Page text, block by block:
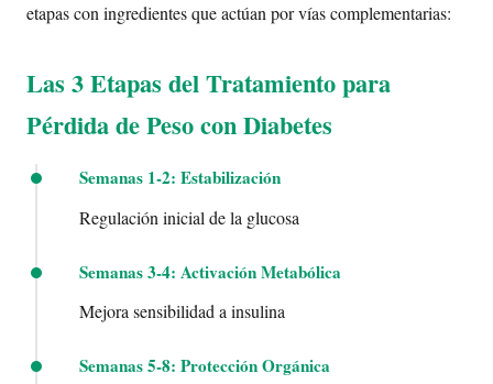
etapas con ingredientes que actúan por vías complementarias:
Las 3 Etapas del Tratamiento para
Pérdida de Peso con Diabetes
Semanas 1-2: Estabilización
Regulación inicial de la glucosa
Semanas 3-4: Activación Metabólica
Mejora sensibilidad a insulina
Semanas 5-8: Protección Orgánica